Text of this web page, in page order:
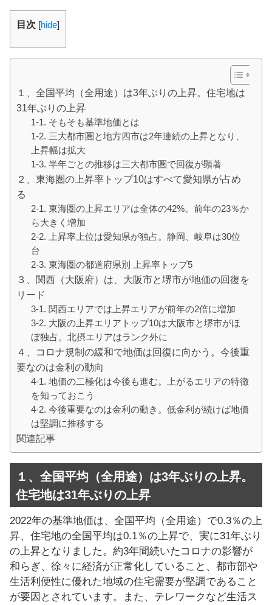
目次 [hide]
１、全国平均（全用途）は3年ぶりの上昇。住宅地は
31年ぶりの上昇
1-1. そもそも基準地価とは
1-2. 三大都市圏と地方四市は2年連続の上昇となり、
上昇幅は拡大
1-3. 半年ごとの推移は三大都市圏で回復が顕著
２、東海圏の上昇率トップ10はすべて愛知県が占め
る
2-1. 東海圏の上昇エリアは全体の42%。前年の23％か
ら大きく増加
2-2. 上昇率上位は愛知県が独占。静岡、岐阜は30位
台
2-3. 東海圏の都道府県別 上昇率トップ5
３、関西（大阪府）は、大阪市と堺市が地価の回復を
リード
3-1. 関西エリアでは上昇エリアが前年の2倍に増加
3-2. 大阪の上昇エリアトップ10は大阪市と堺市がほ
ぼ独占。北摂エリアはランク外に
４、コロナ規制の緩和で地価は回復に向かう。今後重
要なのは金利の動向
4-1. 地価の二極化は今後も進む。上がるエリアの特徴
を知っておこう
4-2. 今後重要なのは金利の動き。低金利が続けば地価
は堅調に推移する
関連記事
１、全国平均（全用途）は3年ぶりの上昇。
住宅地は31年ぶりの上昇
2022年の基準地価は、全国平均（全用途）で0.3％の上
昇、住宅地の全国平均は0.1％の上昇で、実に31年ぶり
の上昇となりました。約3年間続いたコロナの影響が
和らぎ、徐々に経済が正常化していること、都市部や
生活利便性に優れた地域の住宅需要が堅調であること
が要因とされています。また、テレワークなど生活ス